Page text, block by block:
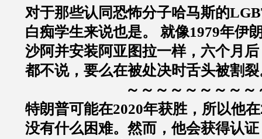
对于那些认同恐怖分子哈马斯的
白痴学生来说也是。 就像1979年伊
沙阿并安装阿亚图拉一样，六个月
都不说，要么在被处决时舌头被割
～～～～～～～～～
特朗普可能在2020年获胜，所以他
没有什么困难。然而，他会获得认